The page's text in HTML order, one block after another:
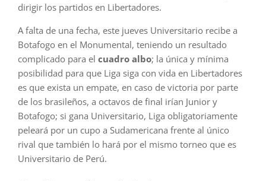
dirigir los partidos en Libertadores.
A falta de una fecha, este jueves Universitario recibe a
Botafogo en el Monumental, teniendo un resultado
complicado para el cuadro albo; la única y mínima
posibilidad para que Liga siga con vida en Libertadores
es que exista un empate, en caso de victoria por parte
de los brasileños, a octavos de final irían Junior y
Botafogo; si gana Universitario, Liga obligatoriamente
peleará por un cupo a Sudamericana frente al único
rival que también lo hará por el mismo torneo que es
Universitario de Perú.